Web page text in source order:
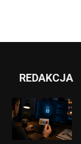
REDAKCJA